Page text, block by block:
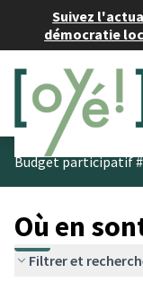
Suivez
démocratie
Budget participatif
Où en
Filtrer et